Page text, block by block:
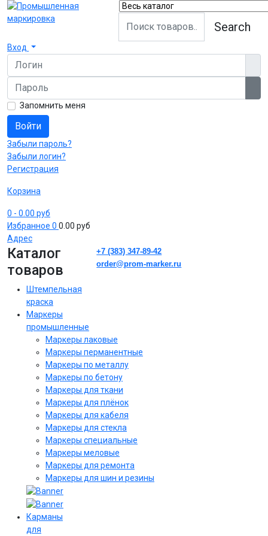
Search
Вход
Логин
Пароль
Запомнить меня
Войти
Забыли пароль?
Забыли логин?
Регистрация
Корзина
0 - 0.00 руб
Избранное 0 0.00 руб
Адрес
Каталог
товаров
Штемпельная
краска
Маркеры
промышленные
Маркеры лаковые
Маркеры перманентные
Маркеры по металлу
Маркеры по бетону
Маркеры для ткани
Маркеры для плёнок
Маркеры для кабеля
Маркеры для стекла
Маркеры специальные
Маркеры меловые
Маркеры для ремонта
Маркеры для шин и резины
Карманы
для
+7 (383) 347-89-42
order@prom-marker.ru